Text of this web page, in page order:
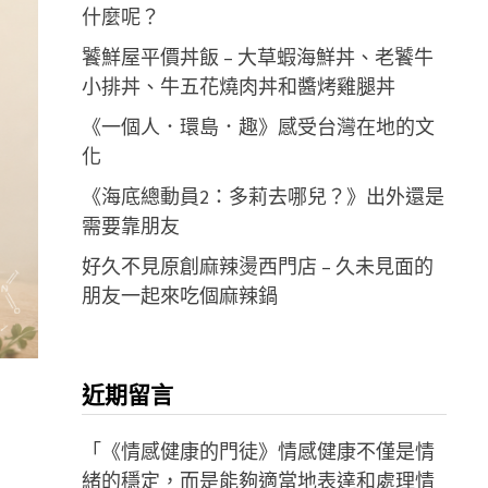
什麼呢？
饕鮮屋平價丼飯 – 大草蝦海鮮丼、老饕牛
小排丼、牛五花燒肉丼和醬烤雞腿丼
《一個人．環島．趣》感受台灣在地的文
化
《海底總動員2：多莉去哪兒？》出外還是
需要靠朋友
好久不見原創麻辣燙西門店 – 久未見面的
朋友一起來吃個麻辣鍋
近期留言
「 《情感健康的門徒》情感健康不僅是情
緒的穩定，而是能夠適當地表達和處理情